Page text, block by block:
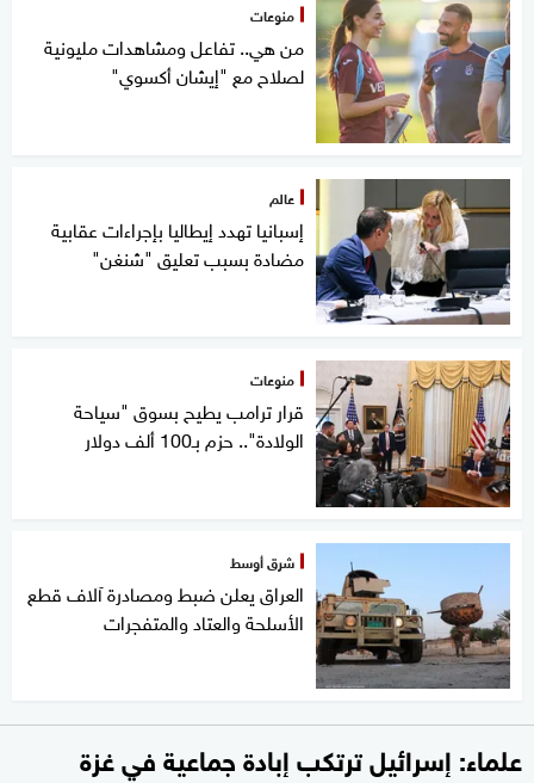
منوعات
من هي.. تفاعل ومشاهدات مليونية
لصلاح مع "إيشان أكسوي"
عالم
إسبانيا تهدد إيطاليا بإجراءات عقابية
مضادة بسبب تعليق "شنغن"
منوعات
قرار ترامب يطيح بسوق "سياحة
الولادة".. حزم بـ100 ألف دولار
شرق أوسط
العراق يعلن ضبط ومصادرة آلاف قطع
الأسلحة والعتاد والمتفجرات
علماء: إسرائيل ترتكب إبادة جماعية في غزة